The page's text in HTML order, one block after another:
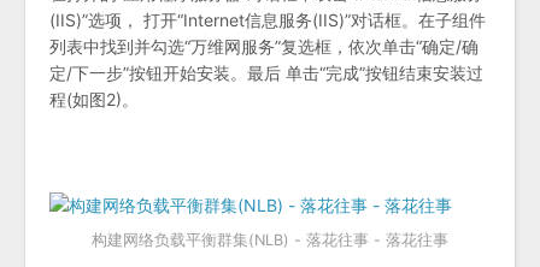
(IIS)”选项， 打开“Internet信息服务(IIS)”对话框。在子组件
列表中找到并勾选“万维网服务”复选框，依次单击“确定/确
定/下一步”按钮开始安装。最后 单击“完成”按钮结束安装过
程(如图2)。
构建网络负载平衡群集(NLB) - 落花往事 - 落花往事